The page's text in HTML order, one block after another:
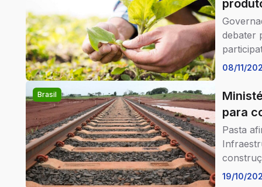
debater
08/11/
Brasil
para
Pasta
19/10/